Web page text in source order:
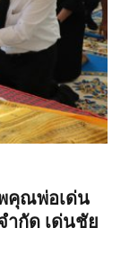
คุณพ่อเด่น
ำกัด เด่นชัย